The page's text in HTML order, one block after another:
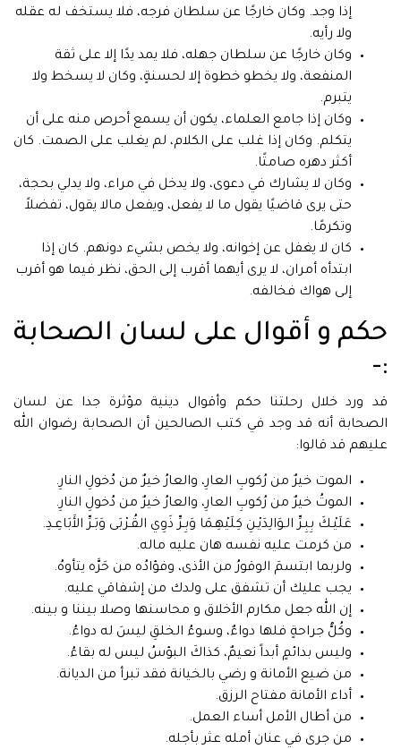
إذا وجد. وكان خارجًا عن سلطان فرجه، فلا يستخف له عقله
ولا رأيه.
وكان خارجًا عن سلطان جهله، فلا يمد يدًا إلا على ثقة
المنفعة، ولا يخطو خطوة إلا لحسنةٍ، وكان لا يسخط ولا
يتبرم.
وكان إذا جامع العلماء، يكون أن يسمع أحرص منه على أن
يتكلم. وكان إذا غلب على الكلام، لم يغلب على الصمت. كان
أكثر دهره صامتًا.
وكان لا يشارك في دعوى، ولا يدخل في مراء، ولا يدلي بحجة،
حتى يرى قاضيًا يقول ما لا يفعل، ويفعل مالا يقول، تفضلاً
وتكرمًا.
كان لا يغفل عن إخوانه، ولا يخص بشيء دونهم. كان إذا
ابتدأه أمران، لا يرى أيهما أقرب إلى الحق، نظر فيما هو أقرب
إلى هواك فخالفه.
حكم و أقوال على لسان الصحابة
:-
قد ورد خلال رحلتنا حكم وأقوال دينية مؤثرة جدا عن لسان
الصحابة أنه قد وجد في كتب الصالحين أن الصحابة رضوان الله
عليهم قد قالوا:
الموت خيرٌ من رُكوبِ العارِ، والعارُ خيرٌ من دُخولِ النارِ.
الموتُ خيرٌ من رُكوبِ العارِ، والعارُ خيرٌ من دُخولِ النارِ.
عَلَيْـكَ بِبِـرِّ الـوَالِدَيْـنِ كِلَيْهِـمَا وَبِـرِّ ذَوِي القُـرْبَى وَبَـرِّ الأَبَاعِـدِ.
من كرمت عليه نفسه هان عليه ماله.
ولربما ابتسمَ الوقورُ من الأذى، وفؤادُه من حَرَّه يتأوهُ.
يجب عليك أن تشفق على ولدك من إشفاقي عليه.
إن الله جعل مكارم الأخلاق و محاسنها وصلا بيننا و بينه.
وكُلُّ جراحةٍ فلها دواءٌ، وسوءُ الخلقِ ليسَ له دواءُ.
وليس بدائمٍ أبداً نعيمٌ، كذاكَ البؤسُ ليس له بقاءُ.
من ضيع الأمانة و رضي بالخيانة فقد تبرأ من الديانة.
أداء الأمانة مفتاح الرزق.
من أطال الأمل أساء العمل.
من جرى في عنان أمله عثر بأجله.